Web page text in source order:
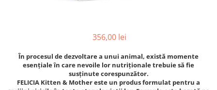
356,00 lei
În procesul de dezvoltare a unui animal, există momente
esențiale în care nevoile lor nutriționale trebuie să fie
susținute corespunzător.
FELICIA Kitten & Mother este un produs formulat pentru a